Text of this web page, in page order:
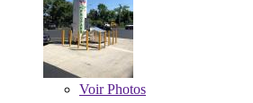
VoirPhotos